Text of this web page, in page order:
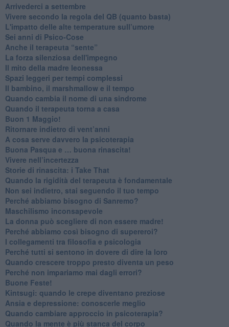
​Arrivederci a settembre
​Vivere secondo la regola del QB (quanto basta)
​L'impatto delle alte temperature sull’umore
Sei anni di Psico-Cose
​Anche il terapeuta “sente”
​La forza silenziosa dell'impegno
​Il mito della madre leonessa
Spazi leggeri per tempi complessi
Il bambino, il marshmallow e il tempo
​Quando cambia il nome di una sindrome
​Quando il terapeuta torna a casa
​Buon 1 Maggio!
Ritornare indietro di vent’anni
​A cosa serve davvero la psicoterapia
​Buona Pasqua e … buona rinascita!
​Vivere nell’incertezza
​Storie di rinascita: i Take That
​Quando la rigidità del terapeuta è fondamentale
​Non sei indietro, stai seguendo il tuo tempo
​Perché abbiamo bisogno di Sanremo?
​Maschilismo inconsapevole
​La donna può scegliere di non essere madre!
​Perché abbiamo così bisogno di supereroi?
​I collegamenti tra filosofia e psicologia
​Perché tutti si sentono in dovere di dire la loro
​Quando crescere troppo presto diventa un peso
​Perché non impariamo mai dagli errori?
​Buone Feste!
​Kintsugi: quando le crepe diventano preziose
Ansia e depressione: conoscerle meglio
Quando cambiare approccio in psicoterapia?
​Quando la mente è più stanca del corpo